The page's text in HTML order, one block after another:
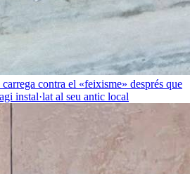
contra el «feixisme» després que
instal·lat al seu antic local